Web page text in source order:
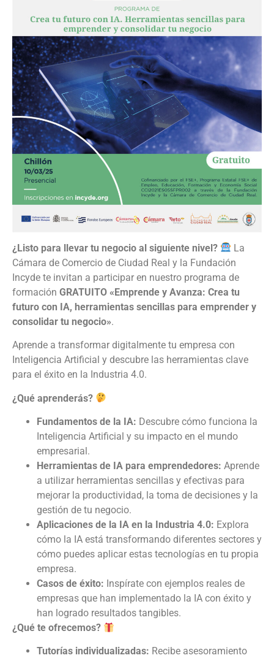
¿Listo para llevar tu negocio al siguiente nivel?
La
Cámara de Comercio de Ciudad Real y la Fundación
Incyde te invitan a participar en nuestro programa de
formación GRATUITO «Emprende y Avanza: Crea tu
futuro con IA, herramientas sencillas para emprender y
consolidar tu negocio».
Aprende a transformar digitalmente tu empresa con
Inteligencia Artificial y descubre las herramientas clave
para el éxito en la Industria 4.0.
¿Qué aprenderás?
Fundamentos de la IA: Descubre cómo funciona la
Inteligencia Artificial y su impacto en el mundo
empresarial.
Herramientas de IA para emprendedores: Aprende
a utilizar herramientas sencillas y efectivas para
mejorar la productividad, la toma de decisiones y la
gestión de tu negocio.
Aplicaciones de la IA en la Industria 4.0: Explora
cómo la IA está transformando diferentes sectores y
cómo puedes aplicar estas tecnologías en tu propia
empresa.
Casos de éxito: Inspírate con ejemplos reales de
empresas que han implementado la IA con éxito y
han logrado resultados tangibles.
¿Qué te ofrecemos?
Tutorías individualizadas: Recibe asesoramiento